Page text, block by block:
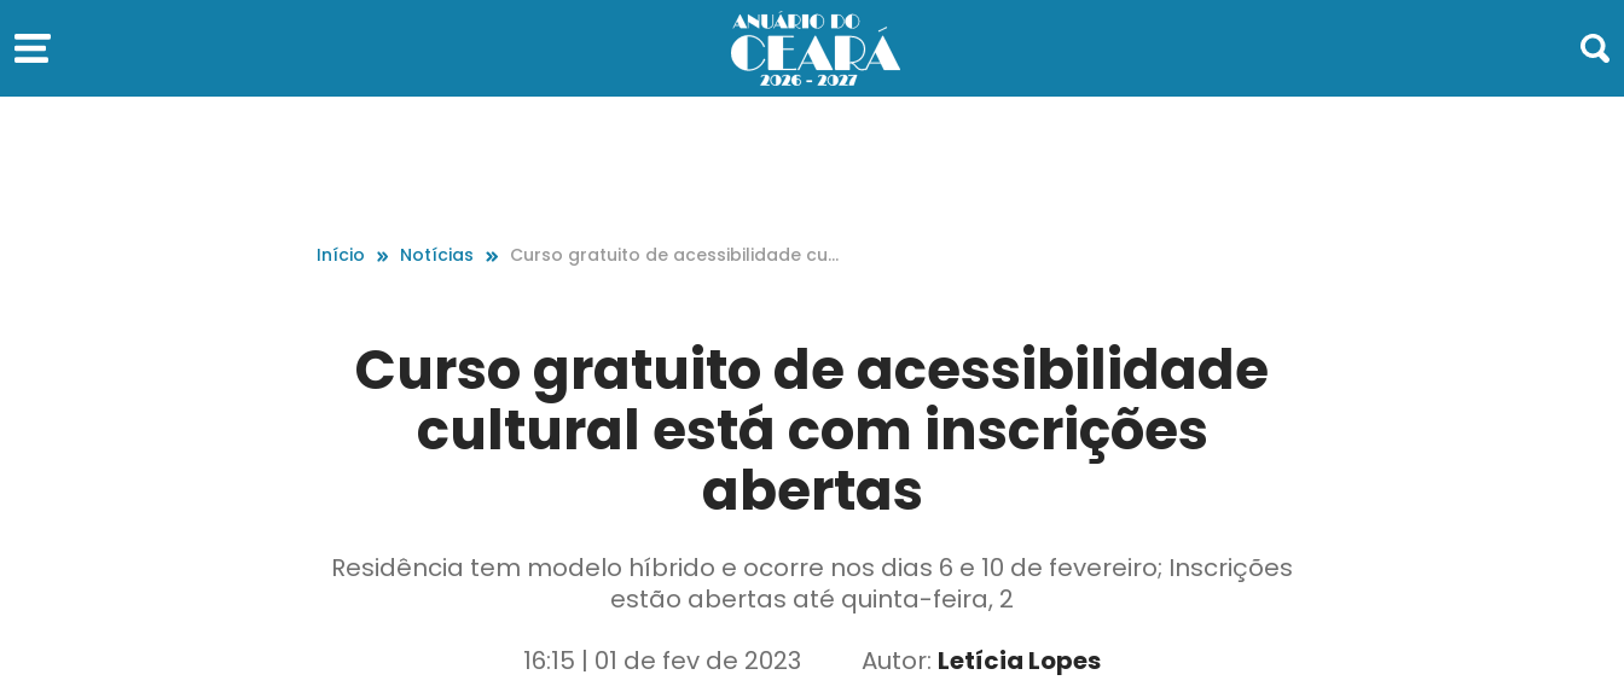
Início Notícias
Curso gratuito de acessibilidade cult
Curso gratuito de acessibilidade
cultural está com inscrições
abertas
Residência tem modelo híbrido e ocorre nos dias 6 e 10 de fevereiro; Inscrições
estão abertas até quinta-feira, 2
16:15 | 01 de fev de 2023
Autor: Letícia Lopes